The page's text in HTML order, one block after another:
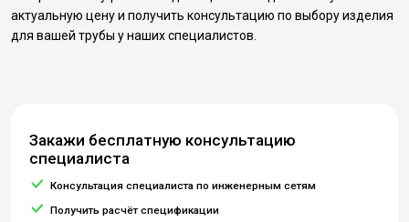
актуальную цену и получить консультацию по выбору изделия
для вашей трубы у наших специалистов.
Закажи бесплатную консультацию
специалиста
Консультация специалиста по инженерным сетям
Получить расчёт спецификации